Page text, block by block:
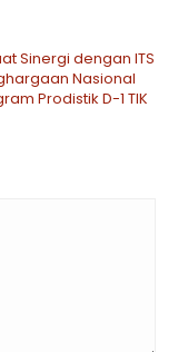
Sinergi dengan ITS
Nasional
Prodistik D-1 TIK